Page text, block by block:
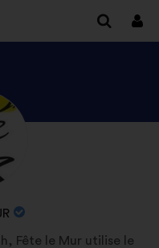
Fête le Mur utilise le